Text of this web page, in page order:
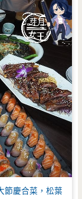
節慶合菜，松葉